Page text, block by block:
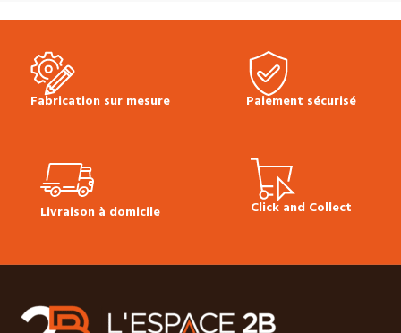
Produit en stock
Bidon de 1L
Prix TTC à l'unité :
Fabrication sur mesure Paiement sécurisé
Livraison à domicile Click and Collect